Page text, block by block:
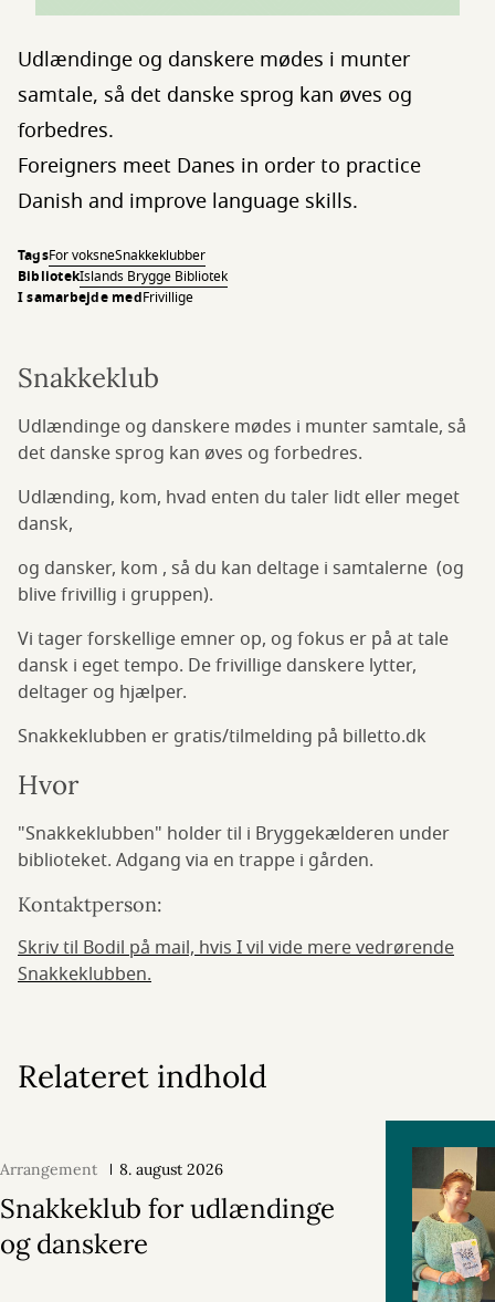
Udlændinge og danskere mødes i munter
samtale, så det danske sprog kan øves og
forbedres.
Foreigners meet Danes in order to practice
Danish and improve language skills.
TagsFor voksneSnakkeklubber
BibliotekIslands Brygge Bibliotek
I samarbejde medFrivillige
Snakkeklub
Udlændinge og danskere mødes i munter samtale, så
det danske sprog kan øves og forbedres.
Udlænding, kom, hvad enten du taler lidt eller meget
dansk,
og dansker, kom , så du kan deltage i samtalerne (og
blive frivillig i gruppen).
Vi tager forskellige emner op, og fokus er på at tale
dansk i eget tempo. De frivillige danskere lytter,
deltager og hjælper.
Snakkeklubben er gratis/tilmelding på billetto.dk
Hvor
"Snakkeklubben" holder til i Bryggekælderen under
biblioteket. Adgang via en trappe i gården.
Kontaktperson:
Skriv til Bodil på mail, hvis I vil vide mere vedrørende
Snakkeklubben.
Relateret indhold
Arrangement 8. august 2026
Snakkeklub for udlændinge
og danskere